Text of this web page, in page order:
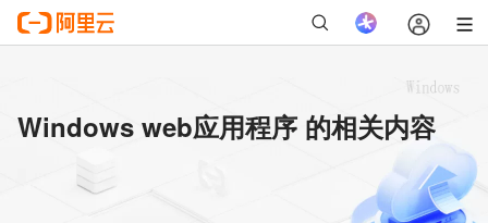
Windows web应用程序 的相关内容